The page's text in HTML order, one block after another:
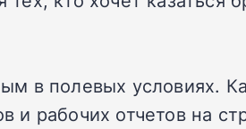
в полевых условиях.
рабочих отчетов на